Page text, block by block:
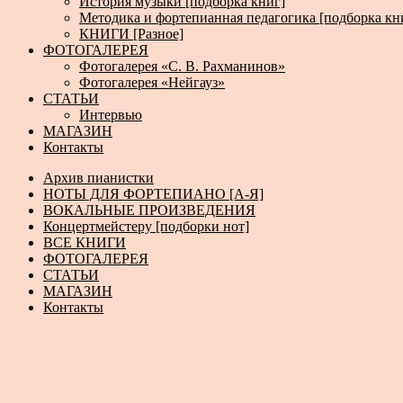
Методика и фортепианная педагогика [подборка
КНИГИ [Разное]
ФОТОГАЛЕРЕЯ
Фотогалерея «С. В. Рахманинов»
Фотогалерея «Нейгауз»
СТАТЬИ
Интервью
МАГАЗИН
Контакты
Архив пианистки
НОТЫ ДЛЯ ФОРТЕПИАНО [А-Я]
ВОКАЛЬНЫЕ ПРОИЗВЕДЕНИЯ
Концертмейстеру [подборки нот]
ВСЕ КНИГИ
ФОТОГАЛЕРЕЯ
СТАТЬИ
МАГАЗИН
Контакты